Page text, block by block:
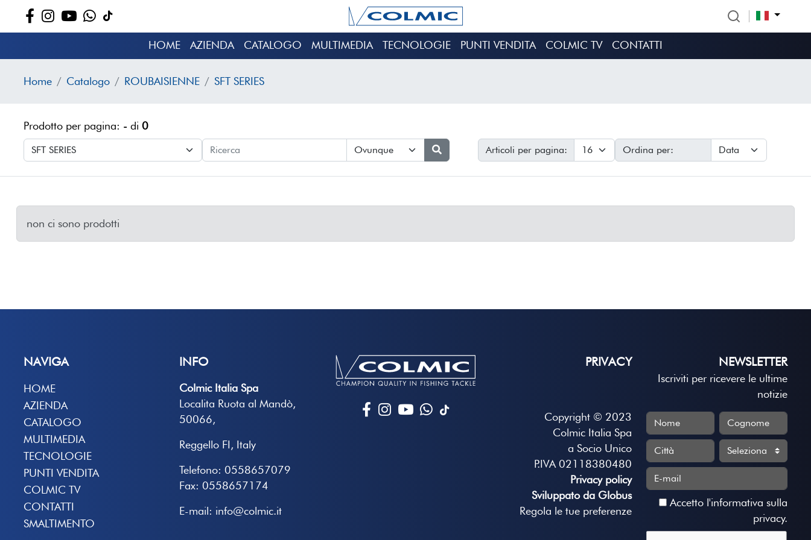
HOME AZIENDA CATALOGO MULTIMEDIA TECNOLOGIE PUNTI VENDITA COLMIC TV CONTATTI
Home Catalogo ROUBAISIENNE SFT SERIES
Prodotto per pagina: - di 0
Articoli per pagina: Ordina per:
non ci sono prodotti
NAVIGA
HOME
AZIENDA
CATALOGO
MULTIMEDIA
TECNOLOGIE
PUNTI VENDITA
COLMIC TV
CONTATTI
SMALTIMENTO
INFO
Colmic Italia Spa
Localita Ruota al Mandò,
50066,
Reggello FI, Italy
Telefono: 0558657079
Fax: 0558657174
E-mail: info@colmic.it
PRIVACY
Copyright © 2023
Colmic Italia Spa
a Socio Unico
P.IVA 02118380480
Privacy policy
Sviluppato da Globus
Regola le tue preferenze
NEWSLETTER
Iscriviti per ricevere le ultime
notizie
Accetto l'informativa sulla
privacy.